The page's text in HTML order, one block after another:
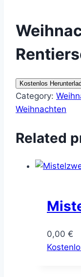
Kostenlos
Category:
Weihnachten
Related
0,00 €